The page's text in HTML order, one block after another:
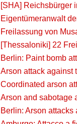
[SHA] Reichsbürger
Eigentümeranwalt
Freilassung von
[Thessaloniki] 22
Berlin: Paint bomb
Arson attack against
Coordinated arson
Arson and sabotage
Berlin: Arson